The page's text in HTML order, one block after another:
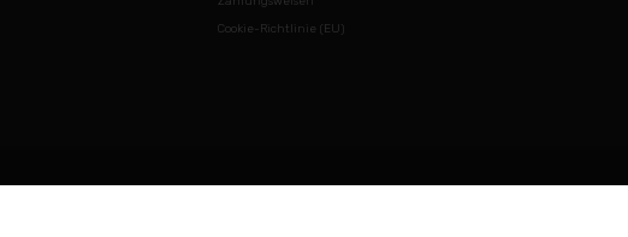
Cookie-Richtlinie (EU)